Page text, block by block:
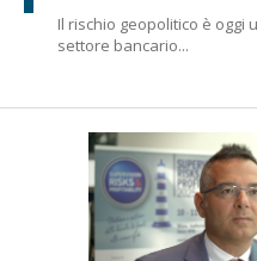
Il rischio geopolitico è oggi
settore bancario...